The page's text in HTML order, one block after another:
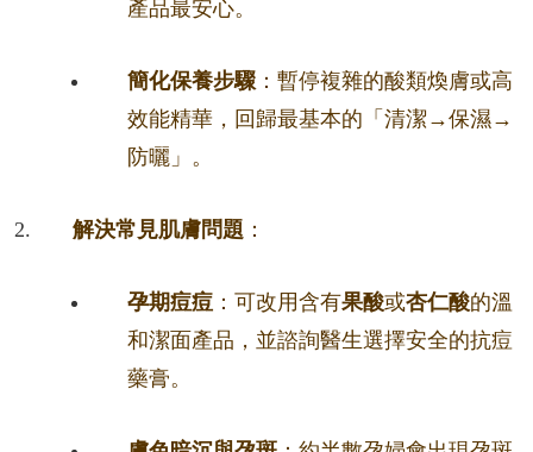
產品最安心。
簡化保養步驟 ：暫停複雜的酸類煥膚或高
效能精華，回歸最基本的「清潔→保濕→
防曬」。
解決常見肌膚問題 ：
孕期痘痘 ：可改用含有果酸或杏仁酸的溫
和潔面產品，並諮詢醫生選擇安全的抗痘
藥膏。